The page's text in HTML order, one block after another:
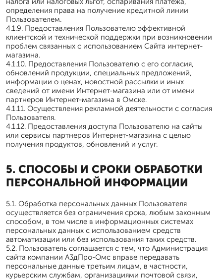
определения права на получение кредитной линии
Пользователем.
4.1.9. Предоставления Пользователю эффективной
клиентской и технической поддержки при возникновении
проблем связанных с использованием Сайта интернет-
магазина.
4.1.10. Предоставления Пользователю с его согласия,
обновлений продукции, специальных предложений,
информации о ценах, новостной рассылки и иных
сведений от имени Интернет-магазина или от имени
партнеров Интернет-магазина в Омске.
4.1.11. Осуществления рекламной деятельности с согласия
Пользователя.
4.1.12. Предоставления доступа Пользователю на сайты
или сервисы партнеров Интернет-магазина с целью
получения продуктов, обновлений и услуг.
5. СПОСОБЫ И СРОКИ ОБРАБОТКИ
ПЕРСОНАЛЬНОЙ ИНФОРМАЦИИ
5.1. Обработка персональных данных Пользователя
осуществляется без ограничения срока, любым законным
способом, в том числе в информационных системах
персональных данных с использованием средств
автоматизации или без использования таких средств.
5.2. Пользователь соглашается с тем, что Администрация
сайта компании А3дПро-Омс вправе передавать
персональные данные третьим лицам, в частности,
курьерским службам, организациями почтовой связи,